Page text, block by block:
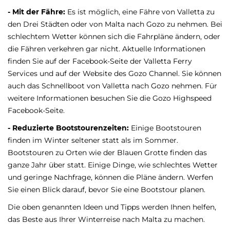
- Mit der Fähre: Es ist möglich, eine Fähre von Valletta zu
den Drei Städten oder von Malta nach Gozo zu nehmen. Bei
schlechtem Wetter können sich die Fahrpläne ändern, oder
die Fähren verkehren gar nicht. Aktuelle Informationen
finden Sie auf der Facebook-Seite der Valletta Ferry
Services und auf der Website des Gozo Channel. Sie können
auch das Schnellboot von Valletta nach Gozo nehmen. Für
weitere Informationen besuchen Sie die Gozo Highspeed
Facebook-Seite.
- Reduzierte Bootstourenzeiten: Einige Bootstouren
finden im Winter seltener statt als im Sommer.
Bootstouren zu Orten wie der Blauen Grotte finden das
ganze Jahr über statt. Einige Dinge, wie schlechtes Wetter
und geringe Nachfrage, können die Pläne ändern. Werfen
Sie einen Blick darauf, bevor Sie eine Bootstour planen.
Die oben genannten Ideen und Tipps werden Ihnen helfen,
das Beste aus Ihrer Winterreise nach Malta zu machen.